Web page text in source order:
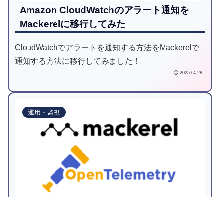
Amazon CloudWatchのアラート通知を
Mackerelに移行してみた
CloudWatchでアラートを通知する方法をMackerelで
通知する方法に移行してみました！
2025.04.28
運用・監視